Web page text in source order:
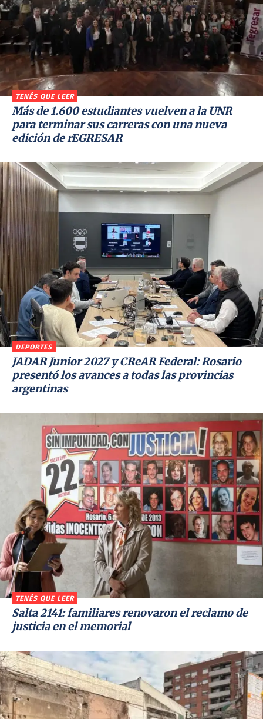
TENÉS QUE LEER
Más de 1.600 estudiantes vuelven a la UNR
para terminar sus carreras con una nueva
edición de rEGRESAR
DEPORTES
JADAR Junior 2027 y CReAR Federal: Rosario
presentó los avances a todas las provincias
argentinas
TENÉS QUE LEER
Salta 2141: familiares renovaron el reclamo de
justicia en el memorial